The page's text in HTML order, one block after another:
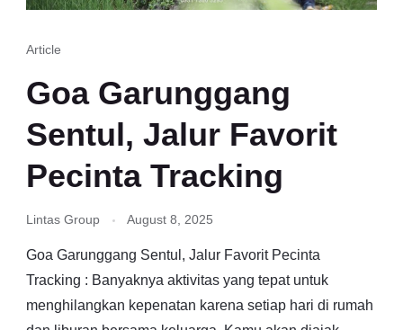
Article
Goa Garunggang
Sentul, Jalur Favorit
Pecinta Tracking
Lintas Group August 8, 2025
Goa Garunggang Sentul, Jalur Favorit Pecinta
Tracking : Banyaknya aktivitas yang tepat untuk
menghilangkan kepenatan karena setiap hari di rumah